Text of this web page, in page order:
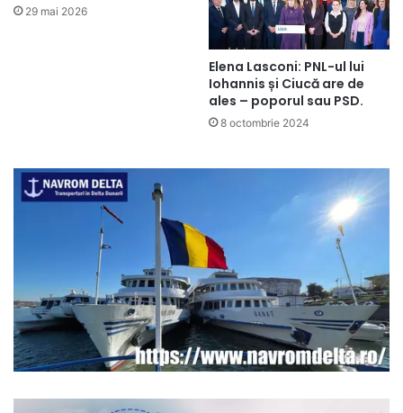
29 mai 2026
Elena Lasconi: PNL-ul lui
Iohannis și Ciucă are de
ales – poporul sau PSD.
8 octombrie 2024